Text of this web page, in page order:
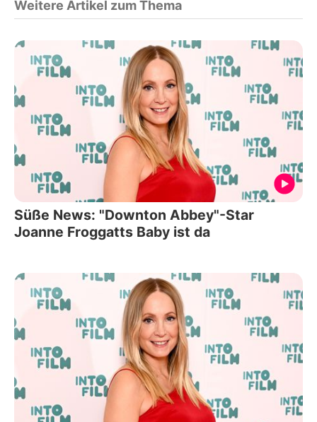
Weitere Artikel zum Thema
Süße News: "Downton Abbey"-Star
Joanne Froggatts Baby ist da